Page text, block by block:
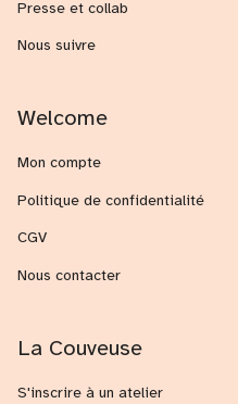
Presse et collab
Nous suivre
Welcome
Mon compte
Politique de confidentialité
CGV
Nous contacter
La Couveuse
S'inscrire à un atelier